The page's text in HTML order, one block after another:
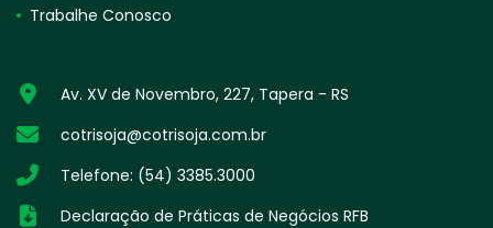
Trabalhe Conosco
Av. XV de Novembro, 227, Tapera - RS
cotrisoja@cotrisoja.com.br
Telefone: (54) 3385.3000
Declaração de Práticas de Negócios RFB